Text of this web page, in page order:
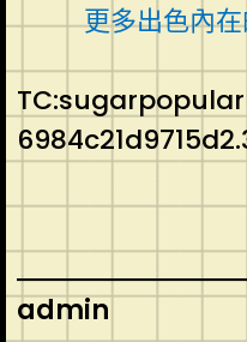
更多出色內
admin